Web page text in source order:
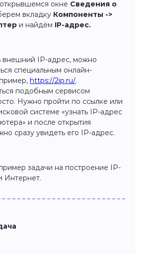
открывшемся окне Сведения о
вкладку Компоненты ->
и найдём IP-адрес.
внешний IP-адрес, можно
специальным онлайн-
https://2ip.ru/.
подобным сервисом
Нужно пройти по ссылке или
системе «узнать IP-адрес
и после открытия
сразу увидеть его IP-адрес.
задачи на построение IP-
Интернет.